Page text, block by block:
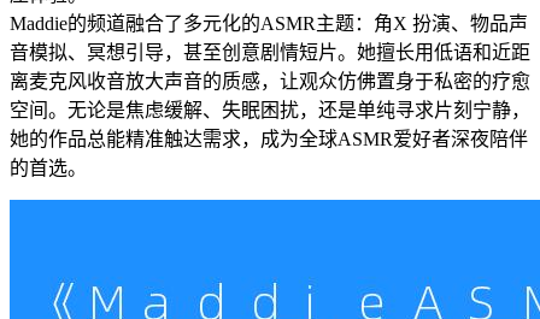
Maddie的频道融合了多元化的ASMR主题：角X 扮演、物品声
音模拟、冥想引导，甚至创意剧情短片。她擅长用低语和近距
离麦克风收音放大声音的质感，让观众仿佛置身于私密的疗愈
空间。无论是焦虑缓解、失眠困扰，还是单纯寻求片刻宁静，
她的作品总能精准触达需求，成为全球ASMR爱好者深夜陪伴
的首选。